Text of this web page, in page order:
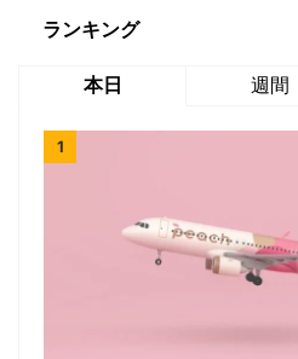
ランキング
本日 週間